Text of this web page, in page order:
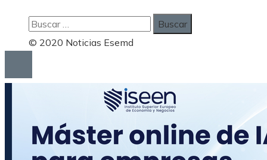
Buscar:
© 2020 Noticias Esemd